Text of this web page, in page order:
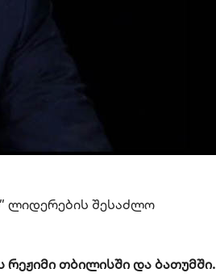
ლიდერების შესაძლო
რეჟიმი თბილისში და ბათუმში.